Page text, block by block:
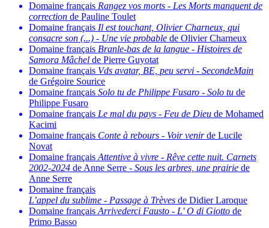
Domaine français Rangez vos morts - Les Morts manquent de
correction de Pauline Toulet
Domaine français Il est touchant, Olivier Charneux, qui
consacre son (...) - Une vie probable de Olivier Charneux
Domaine français Branle-bas de la langue - Histoires de
Samora Mâchel de Pierre Guyotat
Domaine français Vds avatar, BE, peu servi - SecondeMain
de Grégoire Sourice
Domaine français Solo tu de Philippe Fusaro - Solo tu de
Philippe Fusaro
Domaine français Le mal du pays - Feu de Dieu de Mohamed
Kacimi
Domaine français Conte à rebours - Voir venirde Lucile
Novat
Domaine françaisAttentive à vivre - Rêve cette nuit. Carnets
2002-2024 de Anne Serre - Sous les arbres, une prairie de
Anne Serre
Domaine français
L’appel du sublime - Passage à Trèves de Didier Laroque
Domaine françaisArrivederci Fausto - L' O di Giotto de
Primo Basso